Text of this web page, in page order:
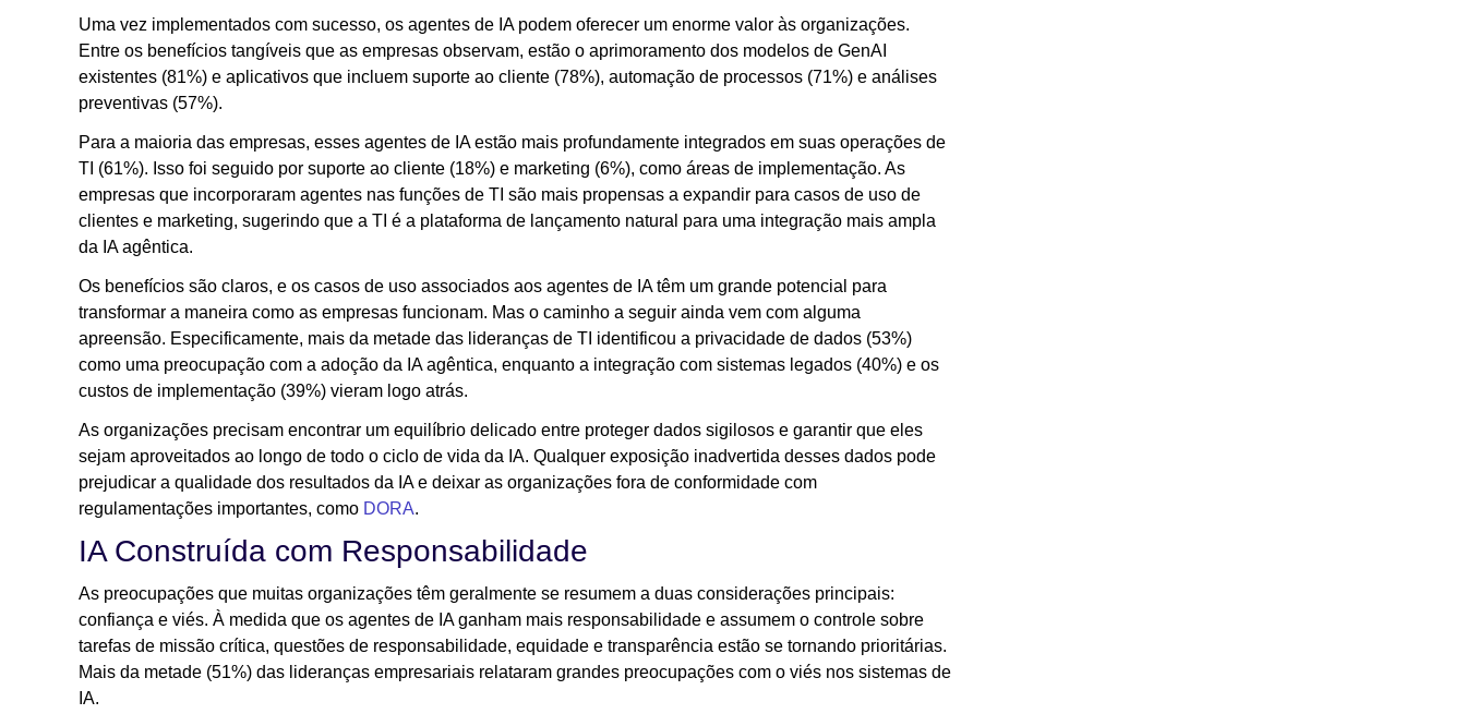
Uma vez implementados com sucesso, os agentes de IA podem oferecer um enorme valor às organizações.
Entre os benefícios tangíveis que as empresas observam, estão o aprimoramento dos modelos de GenAI
existentes (81%) e aplicativos que incluem suporte ao cliente (78%), automação de processos (71%) e análises
preventivas (57%).
Para a maioria das empresas, esses agentes de IA estão mais profundamente integrados em suas operações de
TI (61%). Isso foi seguido por suporte ao cliente (18%) e marketing (6%), como áreas de implementação. As
empresas que incorporaram agentes nas funções de TI são mais propensas a expandir para casos de uso de
clientes e marketing, sugerindo que a TI é a plataforma de lançamento natural para uma integração mais ampla
da IA agêntica.
Os benefícios são claros, e os casos de uso associados aos agentes de IA têm um grande potencial para
transformar a maneira como as empresas funcionam. Mas o caminho a seguir ainda vem com alguma
apreensão. Especificamente, mais da metade das lideranças de TI identificou a privacidade de dados (53%)
como uma preocupação com a adoção da IA agêntica, enquanto a integração com sistemas legados (40%) e os
custos de implementação (39%) vieram logo atrás.
As organizações precisam encontrar um equilíbrio delicado entre proteger dados sigilosos e garantir que eles
sejam aproveitados ao longo de todo o ciclo de vida da IA. Qualquer exposição inadvertida desses dados pode
prejudicar a qualidade dos resultados da IA e deixar as organizações fora de conformidade com
regulamentações importantes, como DORA.
IA Construída com Responsabilidade
As preocupações que muitas organizações têm geralmente se resumem a duas considerações principais:
confiança e viés. À medida que os agentes de IA ganham mais responsabilidade e assumem o controle sobre
tarefas de missão crítica, questões de responsabilidade, equidade e transparência estão se tornando prioritárias.
Mais da metade (51%) das lideranças empresariais relataram grandes preocupações com o viés nos sistemas de
IA.